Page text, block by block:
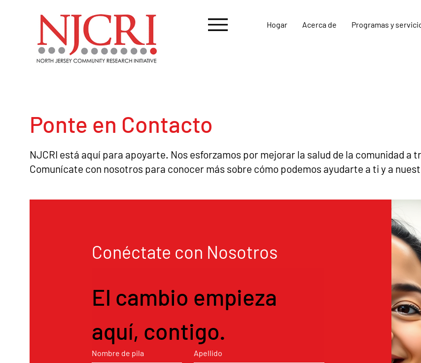
Hogar Acerca de Programas y
Ponte en Contacto
NJCRI está aquí para apoyarte. Nos esforzamos por mejorar la salud de la comunidad
Comunícate con nosotros para conocer más sobre cómo podemos ayudarte a ti y a
Conéctate con Nosotros
El cambio empieza
aquí, contigo.
Nombre de pila Apellido